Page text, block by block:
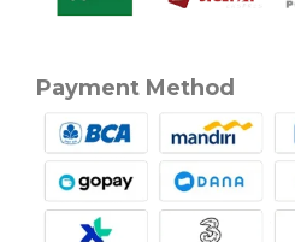
Payment Method